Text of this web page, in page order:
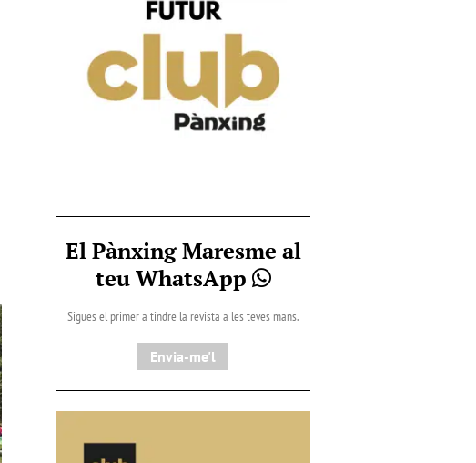
El Pànxing Maresme al
teu WhatsApp
Sigues el primer a tindre la revista a les teves mans.
Envia-me'l